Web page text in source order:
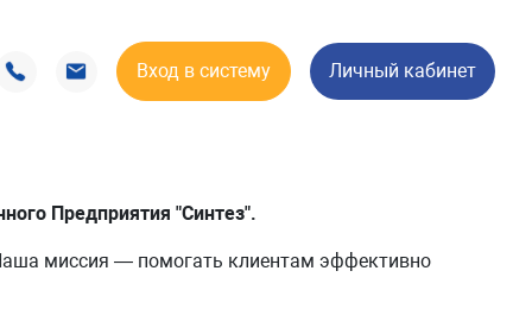
Вход в систему Личный кабинет
Предприятия "Синтез".
миссия — помогать клиентам эффективно